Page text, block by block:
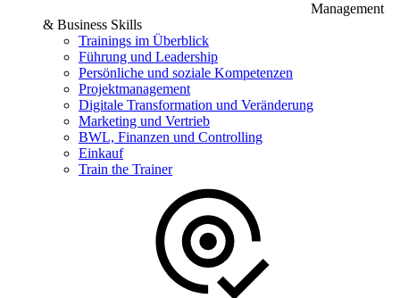
Management
& Business Skills
Trainings im Überblick
Führung und Leadership
Persönliche und soziale Kompetenzen
Projektmanagement
Digitale Transformation und Veränderung
Marketing und Vertrieb
BWL, Finanzen und Controlling
Einkauf
Train the Trainer